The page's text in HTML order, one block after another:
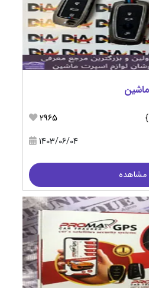
ماشین
2965
1403/06/04
مشاهده